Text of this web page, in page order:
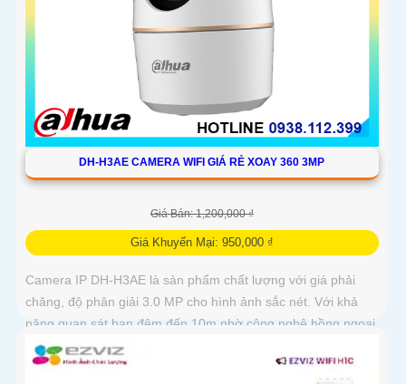
DH-H3AE CAMERA WIFI GIÁ RẺ XOAY 360 3MP
Giá Bán: 1,200,000 ₫
Giá Khuyến Mại: 950,000 ₫
Camera IP DH-H3AE là sản phẩm chất lượng với giá phải
chăng, độ phân giải 3.0 MP cho hình ảnh sắc nét. Với khả
năng quan sát ban đêm đến 10m nhờ công nghệ hồng ngoại